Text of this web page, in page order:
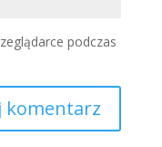
podczas